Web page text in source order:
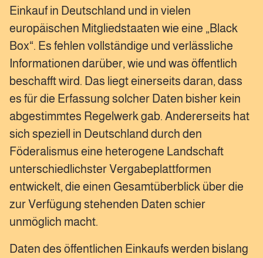
Einkauf in Deutschland und in vielen
europäischen Mitgliedstaaten wie eine „Black
Box“. Es fehlen vollständige und verlässliche
Informationen darüber, wie und was öffentlich
beschafft wird. Das liegt einerseits daran, dass
es für die Erfassung solcher Daten bisher kein
abgestimmtes Regelwerk gab. Andererseits hat
sich speziell in Deutschland durch den
Föderalismus eine heterogene Landschaft
unterschiedlichster Vergabeplattformen
entwickelt, die einen Gesamtüberblick über die
zur Verfügung stehenden Daten schier
unmöglich macht.
Daten des öffentlichen Einkaufs werden bislang